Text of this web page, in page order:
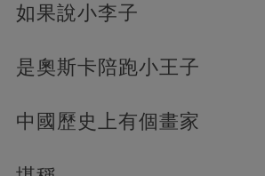
如果說小李子
是奧斯卡陪跑小王子
中國歷史上有個畫家